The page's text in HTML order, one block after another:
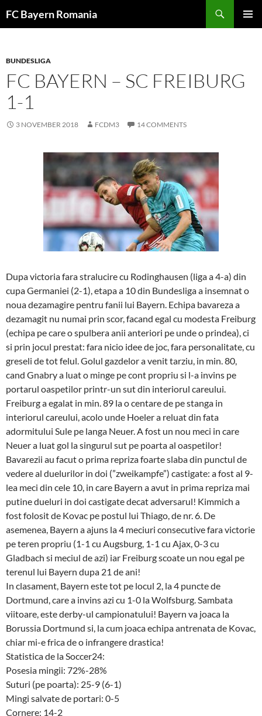
toFC Bayern Romania
BUNDESLIGA
FC BAYERN – SC FREIBURG
1-1
3 NOVEMBER 2018 FCDM3 14 COMMENTS
Dupa victoria fara stralucire cu Rodinghausen (liga a 4-a) din
cupa Germaniei (2-1), etapa a 10 din Bundesliga a insemnat o
noua dezamagire pentru fanii lui Bayern. Echipa bavareza a
dezamagit nu numai prin scor, facand egal cu modesta Freiburg
(echipa pe care o spulbera anii anteriori pe unde o prindea), ci
si prin jocul prestat: fara nicio idee de joc, fara personalitate, cu
greseli de tot felul. Golul gazdelor a venit tarziu, in min. 80,
cand Gnabry a luat o minge pe cont propriu si l-a invins pe
portarul oaspetilor printr-un sut din interiorul careului.
Freiburg a egalat in min. 89 la o centare de pe stanga in
interiorul careului, acolo unde Hoeler a reluat din fata
adormitului Sule pe langa Neuer. A fost un nou meci in care
Neuer a luat gol la singurul sut pe poarta al oaspetilor!
Bavarezii au facut o prima repriza foarte slaba din punctul de
vedere al duelurilor in doi (”zweikampfe”) castigate: a fost al 9-
lea meci din cele 10, in care Bayern a avut in prima repriza mai
putine dueluri in doi castigate decat adversarul! Kimmich a
fost folosit de Kovac pe postul lui Thiago, de nr. 6. De
asemenea, Bayern a ajuns la 4 meciuri consecutive fara victorie
pe teren propriu (1-1 cu Augsburg, 1-1 cu Ajax, 0-3 cu
Gladbach si meciul de azi) iar Freiburg scoate un nou egal pe
terenul lui Bayern dupa 21 de ani!
In clasament, Bayern este tot pe locul 2, la 4 puncte de
Dortmund, care a invins azi cu 1-0 la Wolfsburg. Sambata
viitoare, este derby-ul campionatului! Bayern va joaca la
Borussia Dortmund si, la cum joaca echipa antrenata de Kovac,
chiar mi-e frica de o infrangere drastica!
Statistica de la Soccer24:
Posesia mingii: 72%-28%
Suturi (pe poarta): 25-9 (6-1)
Mingi salvate de portari: 0-5
Cornere: 14-2